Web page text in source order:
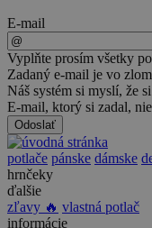
E-mail
Vyplňte prosím všetky
Zadaný e-mail je vo
Náš systém si myslí, že
E-mail, ktorý si zadal,
Odoslať
potlače pánske dámske
hrnčeky
ďalšie
zľavy 🔥 vlastná potlač
informácie